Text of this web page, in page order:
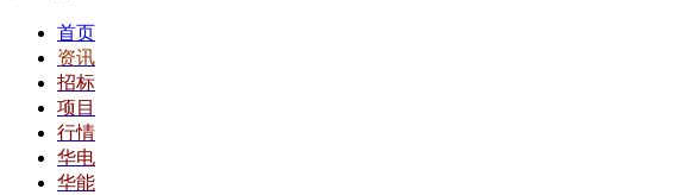
首页
资讯
招标
项目
行情
华电
华能